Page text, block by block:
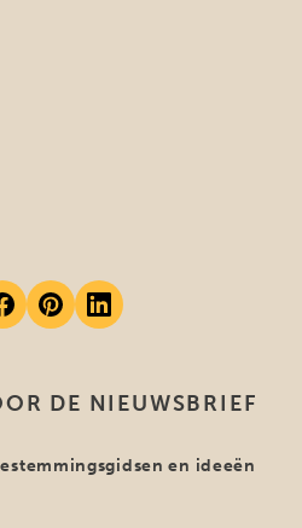
DE NIEUWSBRIEF
en ideeën